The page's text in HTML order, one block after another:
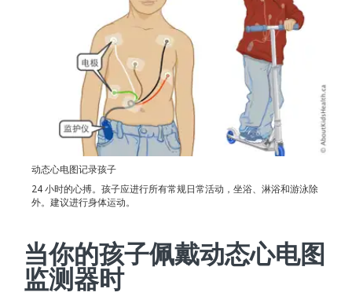
动态心电图记录孩子
24 小时的心搏。孩子应进行所有常规日常活动，坐浴、淋浴和游泳除
外。建议进行身体运动。
当你的孩子佩戴动态心电图
监测器时